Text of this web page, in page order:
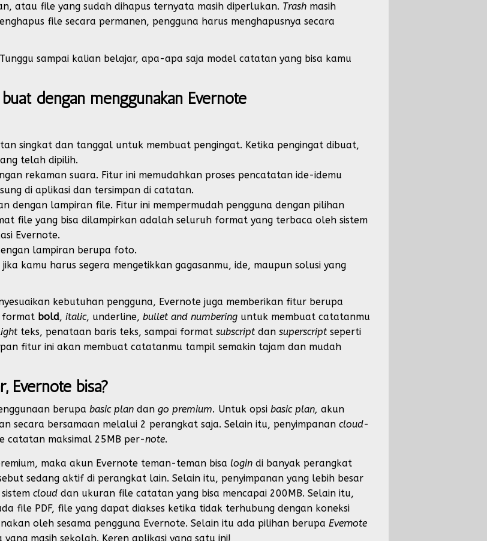
atau file yang sudah dihapus ternyata masih diperlukan. Trash masih
file secara permanen, pengguna harus menghapusnya secara
sampai kalian belajar, apa-apa saja model catatan yang bisa kamu
dengan menggunakan Evernote
singkat dan tanggal untuk membuat pengingat. Ketika pengingat dibuat,
telah dipilih.
rekaman suara. Fitur ini memudahkan proses pencatatan ide-idemu
di aplikasi dan tersimpan di catatan.
dengan lampiran file. Fitur ini mempermudah pengguna dengan pilihan
file yang bisa dilampirkan adalah seluruh format yang terbaca oleh sistem
Evernote.
lampiran berupa foto.
kamu harus segera mengetikkan gagasanmu, ide, maupun solusi yang
kebutuhan pengguna, Evernote juga memberikan fitur berupa
format bold, italic, underline, bullet and numbering untuk membuat catatanmu
teks, penataan baris teks, sampai format subscript dan superscript seperti
fitur ini akan membuat catatanmu tampil semakin tajam dan mudah
Evernote bisa?
berupa basic plan dan go premium. Untuk opsi basic plan, akun
secara bersamaan melalui 2 perangkat saja. Selain itu, penyimpanan cloud-
catatan maksimal 25MB per-note.
maka akun Evernote teman-teman bisa login di banyak perangkat
sedang aktif di perangkat lain. Selain itu, penyimpanan yang lebih besar
cloud dan ukuran file catatan yang bisa mencapai 200MB. Selain itu,
file PDF, file yang dapat diakses ketika tidak terhubung dengan koneksi
oleh sesama pengguna Evernote. Selain itu ada pilihan berupa Evernote
masih sekolah. Keren aplikasi yang satu ini!